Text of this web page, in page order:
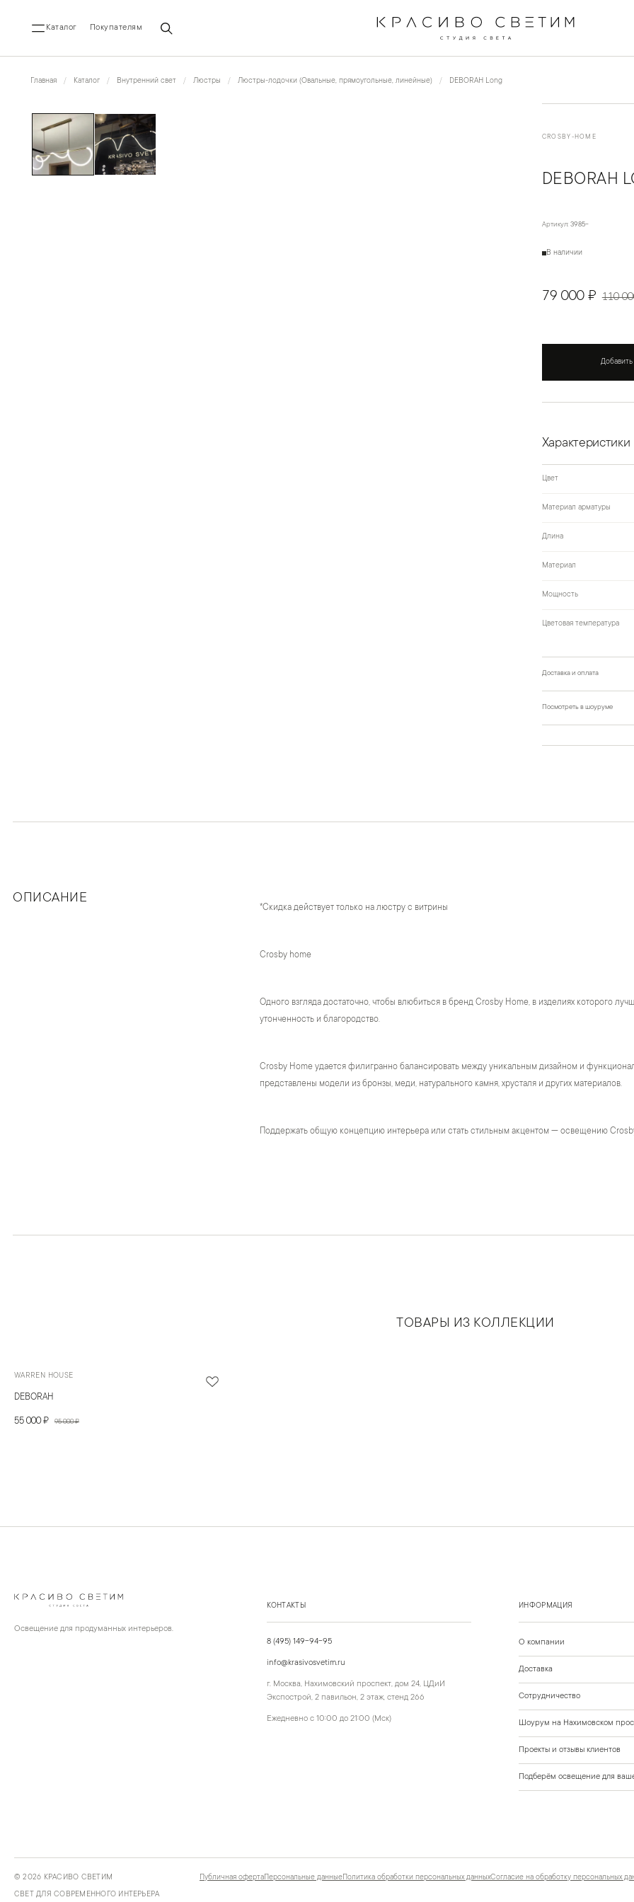
Каталог Покупателям
Главная Каталог Внутренний свет Люстры Люстры-лодочки (Овальные, прямоугольные, линейные) DEBORAH Long
← / →
CROSBY-HOME
DEBORAH
Артикул: 3985-
В наличии
79 000 ₽ 110
Характеристики
Цвет
Материал арматуры
Длина
Материал
Мощность
Цветовая температура
Доставка и оплата
Посмотреть в шоуруме
ОПИСАНИЕ
*Скидка действует только на люстру с витрины
Crosby home
Одного взгляда достаточно, чтобы влюбиться в бренд Crosby Home, в изделиях которого
утонченность и благородство.
Crosby Home удается филигранно балансировать между уникальным дизайном и
представлены модели из бронзы, меди, натурального камня, хрусталя и других материалов.
Поддержать общую концепцию интерьера или стать стильным акцентом — освещению
ТОВАРЫ ИЗ КОЛЛЕКЦИИ
WARREN HOUSE
DEBORAH
55 000 ₽ 95 000 ₽
Освещение для продуманных интерьеров.
КОНТАКТЫ
8 (495) 149-94-95
info@krasivosvetim.ru
г. Москва, Нахимовский проспект, дом 24, ЦДиИ
Экспострой, 2 павильон, 2 этаж, стенд 266
Ежедневно с 10:00 до 21:00 (Мск)
ИНФОРМАЦИЯ
О компании
Доставка
Сотрудничество
Шоурум на Нахимовском
Проекты и отзывы клиентов
Подберём освещение для
©2026 КРАСИВО СВЕТИМ
СВЕТ ДЛЯ СОВРЕМЕННОГО ИНТЕРЬЕРА
Публичная офертаПерсональные данныеПолитика обработки персональных данныхСогласие на обработку персональных